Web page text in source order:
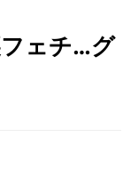
ェチ…グ